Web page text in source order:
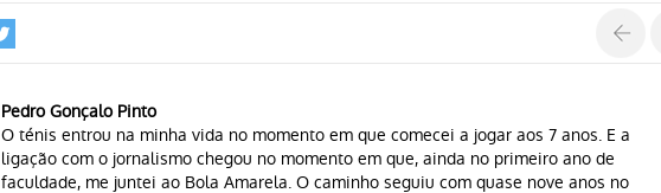
Pedro Gonçalo Pinto
O ténis entrou na minha vida no momento em que comecei a jogar aos 7 anos. E a
ligação com o jornalismo chegou no momento em que, ainda no primeiro ano de
faculdade, me juntei ao Bola Amarela. O caminho seguiu com quase nove anos no